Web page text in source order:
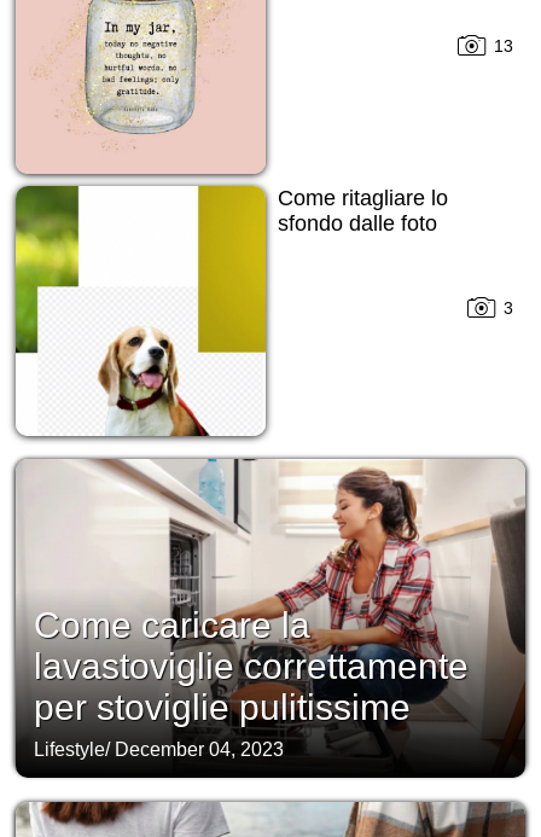
13
Come ritagliare lo
sfondo dalle foto
3
Come caricare la
lavastoviglie correttamente
per stoviglie pulitissime
Lifestyle/ December 04, 2023